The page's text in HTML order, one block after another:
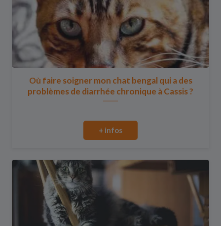
Où faire soigner mon chat bengal qui a des
problèmes de diarrhée chronique à Cassis ?
+ infos